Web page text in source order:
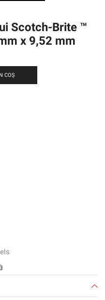
Scotch-Brite ™
x 9,52 mm
COȘ